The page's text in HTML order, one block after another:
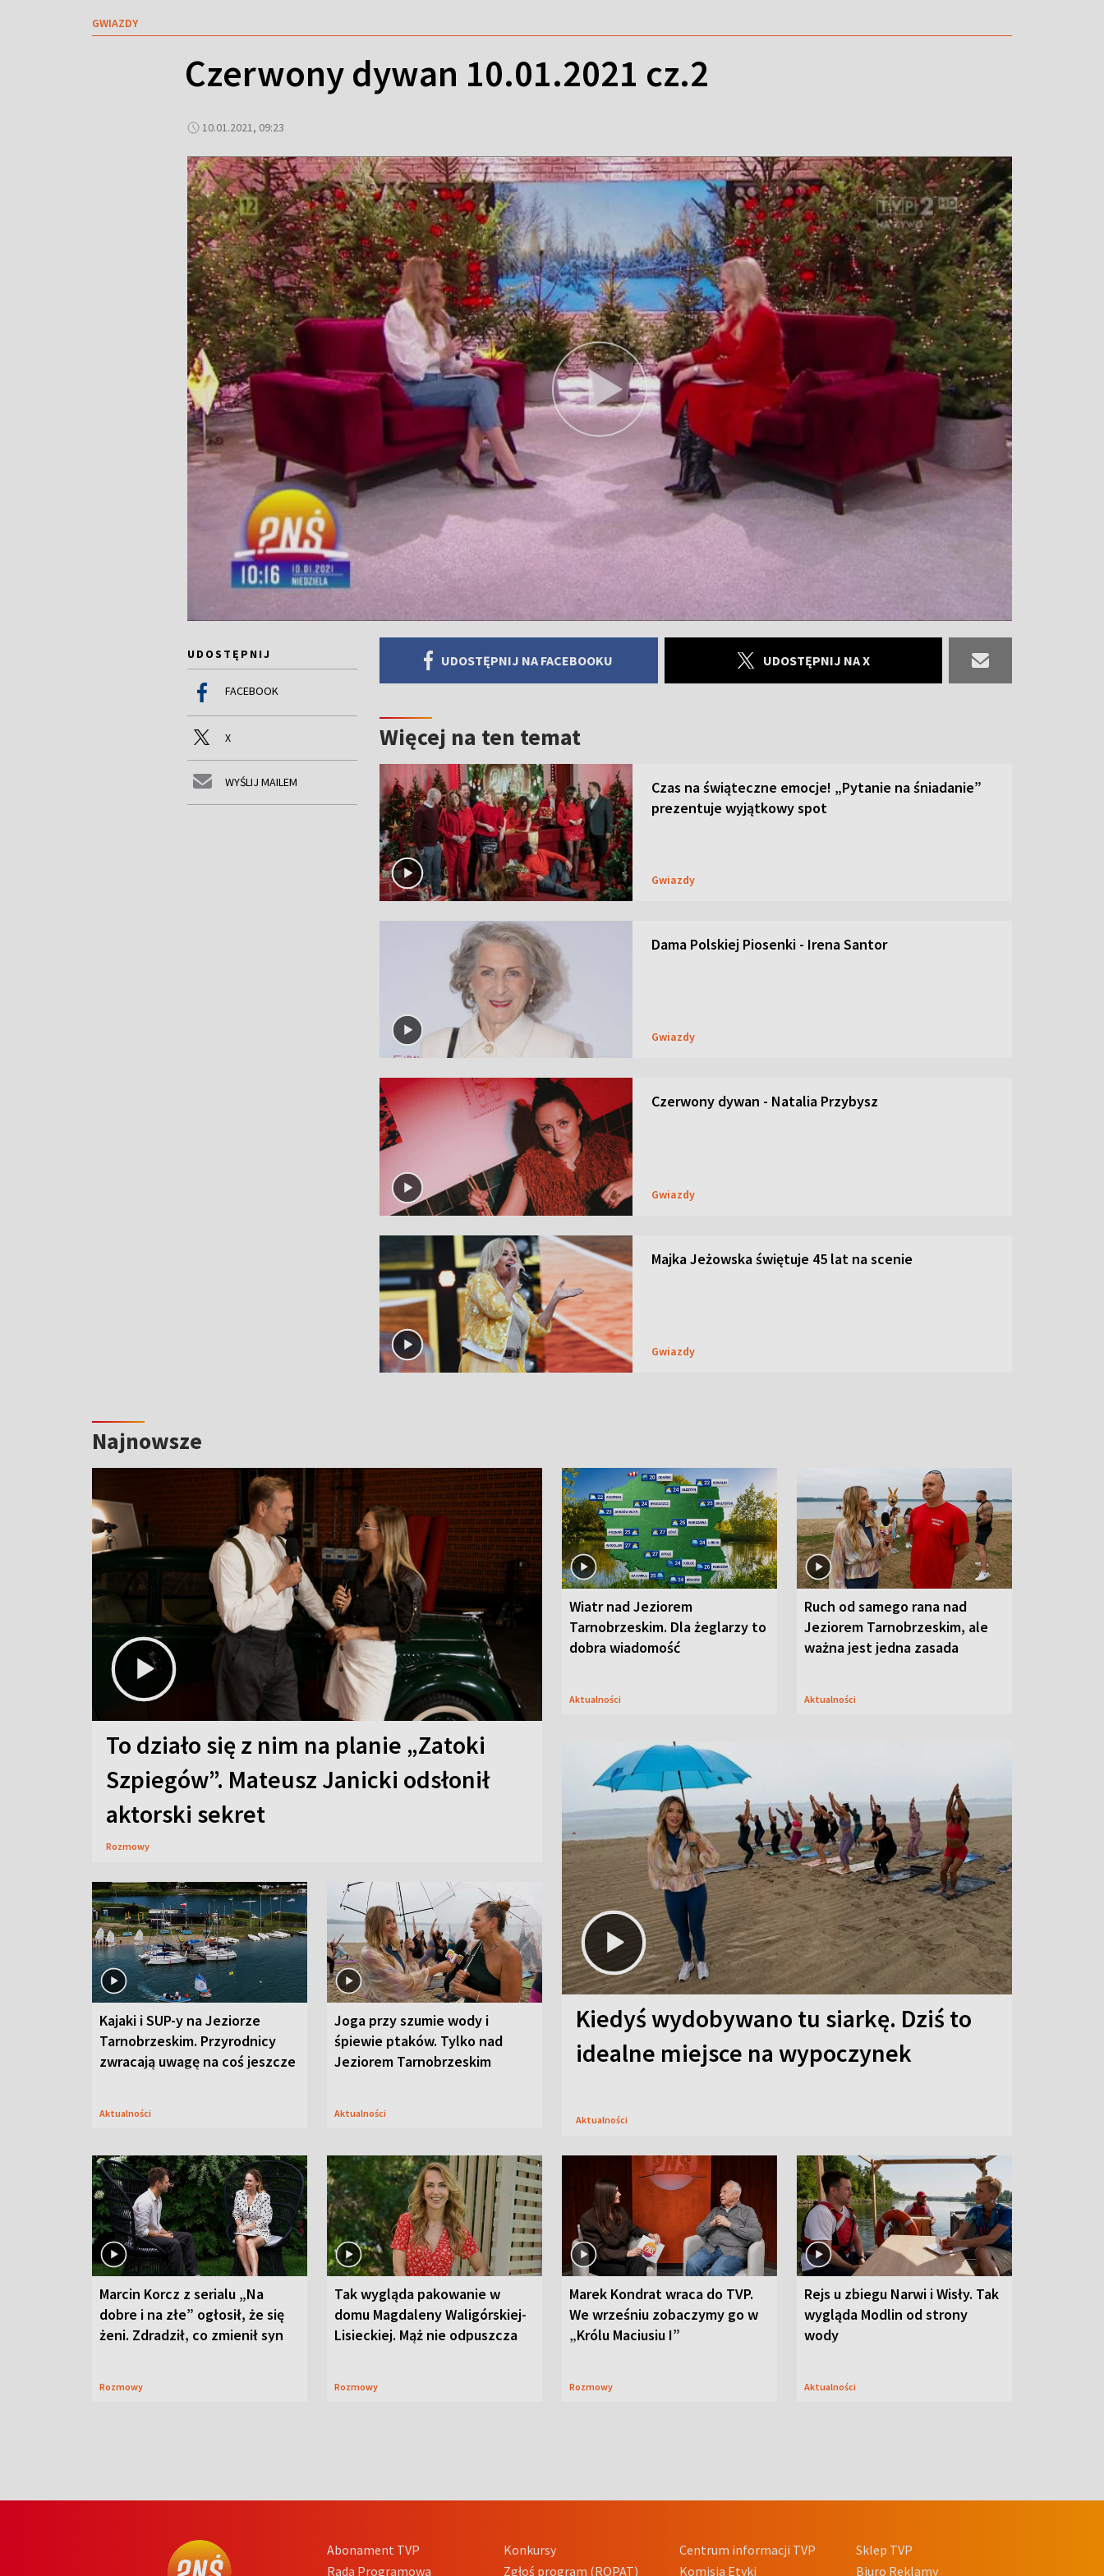
GWIAZDY
Czerwony dywan 10.01.2021 cz.2
10.01.2021, 09:23
UDOSTĘPNIJ
FACEBOOK
X
WYŚLIJ MAILEM
UDOSTĘPNIJ NA FACEBOOKU UDOSTĘPNIJ NA X
Więcej na ten temat
Czas na świąteczne emocje! „Pytanie na śniadanie”
prezentuje wyjątkowy spot
Gwiazdy
Dama Polskiej Piosenki - Irena Santor
Gwiazdy
Czerwony dywan - Natalia Przybysz
Gwiazdy
Majka Jeżowska świętuje 45 lat na scenie
Gwiazdy
Najnowsze
To działo się z nim na planie „Zatoki
Szpiegów”. Mateusz Janicki odsłonił
aktorski sekret
Rozmowy
Wiatr nad Jeziorem
Tarnobrzeskim. Dla żeglarzy to
dobra wiadomość
Aktualności
Ruch od samego rana nad
Jeziorem Tarnobrzeskim, ale
ważna jest jedna zasada
Aktualności
Kajaki i SUP-y na Jeziorze
Tarnobrzeskim. Przyrodnicy
zwracają uwagę na coś jeszcze
Aktualności
Joga przy szumie wody i
śpiewie ptaków. Tylko nad
Jeziorem Tarnobrzeskim
Aktualności
Kiedyś wydobywano tu siarkę. Dziś to
idealne miejsce na wypoczynek
Aktualności
Marcin Korcz z serialu „Na
dobre i na złe” ogłosił, że się
żeni. Zdradził, co zmienił syn
Rozmowy
Tak wygląda pakowanie w
domu Magdaleny Waligórskiej-
Lisieckiej. Mąż nie odpuszcza
Rozmowy
Marek Kondrat wraca do TVP.
We wrześniu zobaczymy go w
„Królu Maciusiu I”
Rozmowy
Rejs u zbiegu Narwi i Wisły. Tak
wygląda Modlin od strony
wody
Aktualności
Abonament TVP
Rada Programowa
Konkursy
Zgłoś program (ROPAT)
Centrum informacji TVP
Komisja Etyki
Sklep TVP
Biuro Reklamy